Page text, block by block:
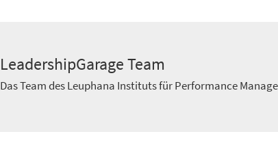
LeadershipGarage Team
Das Team des Leuphana Instituts für Performance